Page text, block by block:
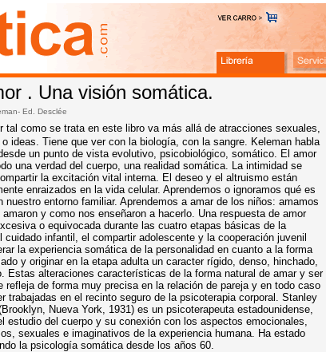
. Una visión somática.
Ed. Desclée
tal como se trata en este libro va más allá de atracciones sexuales,
ideas. Tiene que ver con la biología, con la sangre. Keleman habla
un punto de vista evolutivo, psicobiológico, somático. El amor
una verdad del cuerpo, una realidad somática. La intimidad se
la excitación vital interna. El deseo y el altruismo están
enraizados en la vida celular. Aprendemos o ignoramos qué es
nuestro entorno familiar. Aprendemos a amar de los niños: amamos
y como nos enseñaron a hacerlo. Una respuesta de amor
o equivocada durante las cuatro etapas básicas de la
cuidado infantil, el compartir adolescente y la cooperación juvenil
la experiencia somática de la personalidad en cuanto a la forma
y originar en la etapa adulta un caracter rígido, denso, hinchado,
Estas alteraciones características de la forma natural de amar y ser
refleja de forma muy precisa en la relación de pareja y en todo caso
trabajadas en el recinto seguro de la psicoterapia corporal. Stanley
Nueva York, 1931) es un psicoterapeuta estadounidense,
estudio del cuerpo y su conexión con los aspectos emocionales,
sexuales e imaginativos de la experiencia humana. Ha estado
la psicología somática desde los años 60.